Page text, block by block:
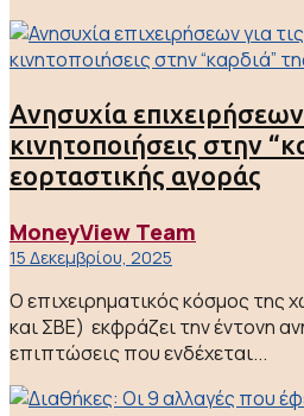
Ανησυχία επιχειρήσεων
κινητοποιήσεις στην
εορταστικής αγοράς
MoneyView Team
15 Δεκεμβρίου, 2025
Ο επιχειρηματικός κόσμος της
και ΣΒΕ) εκφράζει την έντονη
επιπτώσεις που ενδέχεται...